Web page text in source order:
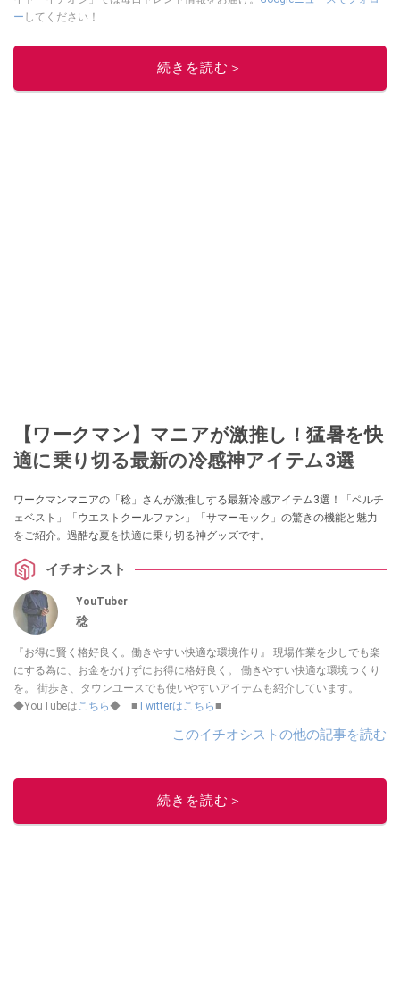
ー してください！
このイチオシストの他の記事を読む
続きを読む＞
【ワークマン】マニアが激推し！猛暑を快
適に乗り切る最新の冷感神アイテム3選
ワークマンマニアの「稔」さんが激推しする最新冷感アイテム3選！「ペルチ
ェベスト」「ウエストクールファン」「サマーモック」の驚きの機能と魅力
をご紹介。過酷な夏を快適に乗り切る神グッズです。
イチオシスト
YouTuber
稔
『お得に賢く格好良く。働きやすい快適な環境作り』 現場作業を少しでも楽
にする為に、お金をかけずにお得に格好良く。 働きやすい快適な環境つくり
を。 街歩き、タウンユースでも使いやすいアイテムも紹介しています。
◆YouTubeはこちら◆ ■Twitterはこちら■
このイチオシストの他の記事を読む
続きを読む＞